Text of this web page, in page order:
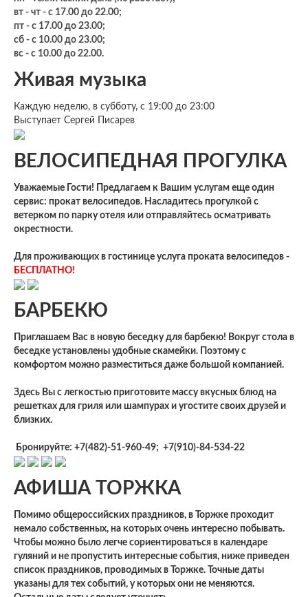
вт - чт - с 17.00 до 22.00;
пт - с 17.00 до 23.00;
сб - с 10.00 до 23.00;
вс - с 10.00 до 22.00.
Живая музыка
Каждую неделю, в субботу, с 19:00 до 23:00
Выступает Сергей Писарев
ВЕЛОСИПЕДНАЯ ПРОГУЛКА
Уважаемые Гости! Предлагаем к Вашим услугам еще один
сервис: прокат велосипедов. Насладитесь прогулкой с
ветерком по парку отеля или отправляйтесь осматривать
окрестности.
Для проживающих в гостинице услуга проката велосипедов -
БЕСПЛАТНО!
БАРБЕКЮ
Приглашаем Вас в новую беседку для барбекю! Вокруг стола в
беседке установлены удобные скамейки. Поэтому с
комфортом можно разместиться даже большой компанией.
Здесь Вы с легкостью приготовите массу вкусных блюд на
решетках для гриля или шампурах и угостите своих друзей и
близких.
Бронируйте: +7(482)-51-960-49; +7(910)-84-534-22
АФИША ТОРЖКА
Помимо общероссийских праздников, в Торжке проходит
немало собственных, на которых очень интересно побывать.
Чтобы можно было легче сориентироваться в календаре
гуляний и не пропустить интересные события, ниже приведен
список праздников, проводимых в Торжке. Точные даты
указаны для тех событий, у которых они не меняются.